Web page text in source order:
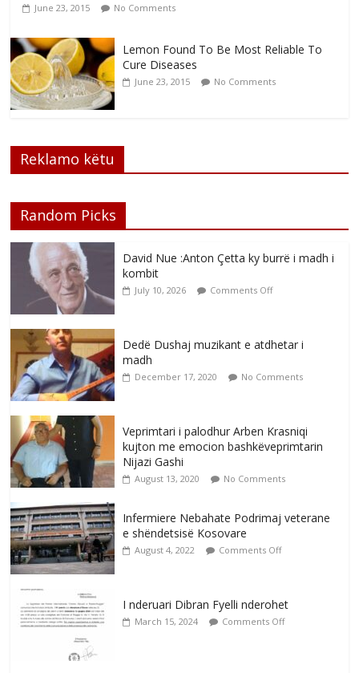
June 23, 2015 No Comments
Lemon Found To Be Most Reliable To
Cure Diseases
June 23, 2015 No Comments
Reklamo këtu
Random Picks
David Nue :Anton Çetta ky burrë i madh i
kombit
July 10, 2026 Comments Off
Dedë Dushaj muzikant e atdhetar i
madh
December 17, 2020 No Comments
Veprimtari i palodhur Arben Krasniqi
kujton me emocion bashkëveprimtarin
Nijazi Gashi
August 13, 2020 No Comments
Infermiere Nebahate Podrimaj veterane
e shëndetsisë Kosovare
August 4, 2022 Comments Off
I nderuari Dibran Fyelli nderohet
March 15, 2024 Comments Off